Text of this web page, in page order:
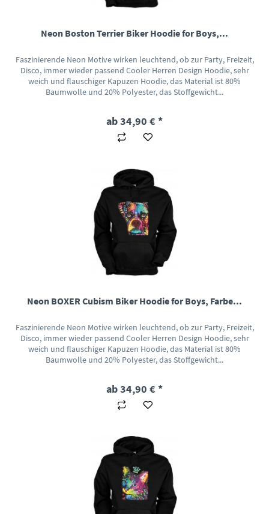
Neon Boston Terrier Biker Hoodie for Boys,...
Faszinierende Neon Motive wirken leuchtend, ob zur Party, Freizeit,
Disco, immer wieder passend Cooler Herren Design Hoodie, sehr
weich und flauschiger Kapuzen Hoodie, das Material ist 80%
Baumwolle und 20% Polyester, das Stoffgewicht...
ab 34,90 € *
Neon BOXER Cubism Biker Hoodie for Boys, Farbe...
Faszinierende Neon Motive wirken leuchtend, ob zur Party, Freizeit,
Disco, immer wieder passend Cooler Herren Design Hoodie, sehr
weich und flauschiger Kapuzen Hoodie, das Material ist 80%
Baumwolle und 20% Polyester, das Stoffgewicht...
ab 34,90 € *